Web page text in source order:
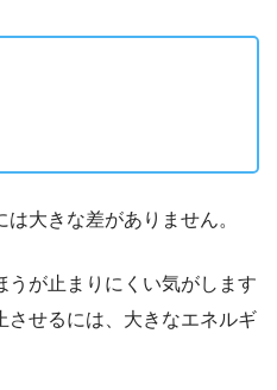
大きな差がありません。
うが止まりにくい気がします
させるには、大きなエネルギ